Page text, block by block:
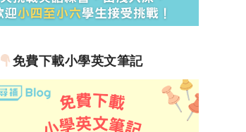
免費下載小學英文筆記